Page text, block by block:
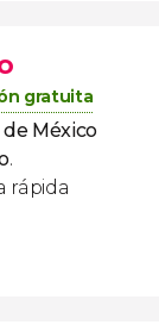
gratuita
México
.
rápida